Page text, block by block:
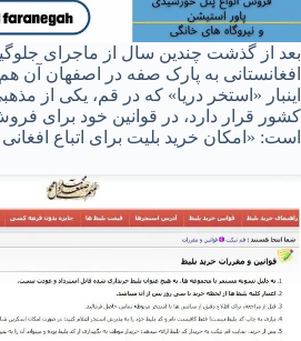
بعد از گذشت چندین سال از ماجرای
افغانستانی به پارک صفه در اصفهان آن هم
اینبار «استخر دریا» که در قم، یکی از
کشور قرار دارد، در قوانین خود برای
است: «امکان خرید بلیت برای اتباع